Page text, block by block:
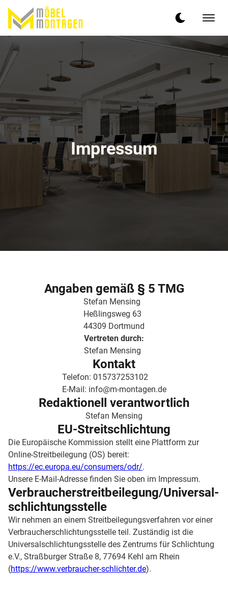
Impressum
Angaben gemäß § 5 TMG
Stefan Mensing
Heßlingsweg 63
44309 Dortmund
Vertreten durch:
Stefan Mensing
Kontakt
Telefon: 015737253102
E-Mail: info@m-montagen.de
Redaktionell verantwortlich
Stefan Mensing
EU-Streitschlichtung
Die Europäische Kommission stellt eine Plattform zur
Online-Streitbeilegung (OS) bereit:
https://ec.europa.eu/consumers/odr/.
Unsere E-Mail-Adresse finden Sie oben im Impressum.
Verbraucher­streit­beilegung/Universal­
schlichtungs­stelle
Wir nehmen an einem Streitbeilegungsverfahren vor einer
Verbraucherschlichtungsstelle teil. Zuständig ist die
Universalschlichtungsstelle des Zentrums für Schlichtung
e.V., Straßburger Straße 8, 77694 Kehl am Rhein
(https://www.verbraucher-schlichter.de).